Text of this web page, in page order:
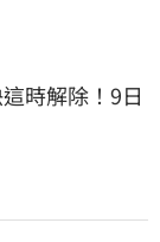
時解除！9日